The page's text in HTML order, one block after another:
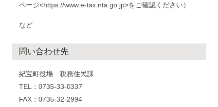
ページ<https://www.e-tax.nta.go.jp>をご確認ください）
など
問い合わせ先
紀宝町役場 税務住民課
TEL：0735-33-0337
FAX：0735-32-2994